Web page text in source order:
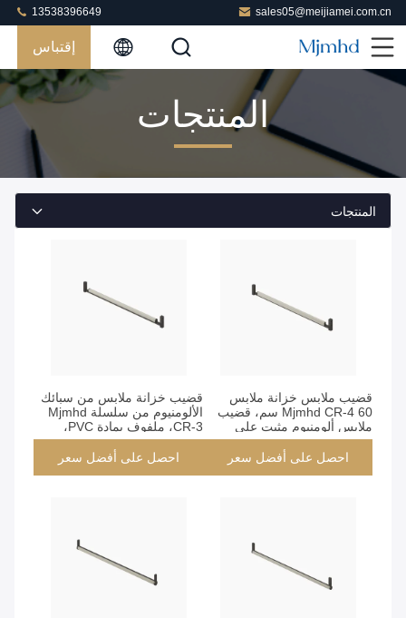
sales05@meijiamei.com.cn
13538396649
إقتباس
المنتجات
المنتجات
قضيب ملابس خزانة ملابس
Mjmhd CR-4 60 سم، قضيب
ملابس ألومنيوم مثبت على
الجانب مع الجزء العلوي من
السيليكون المضاد للانزلاق،
احصل على أفضل سعر
قضيب خزانة ملابس من سبائك
الألومنيوم من سلسلة Mjmhd
CR-3، ملفوف بمادة PVC،
قضيب تعليق شديد التحمل
وهادئ للانزلاق للتركيب الجانبي
احصل على أفضل سعر